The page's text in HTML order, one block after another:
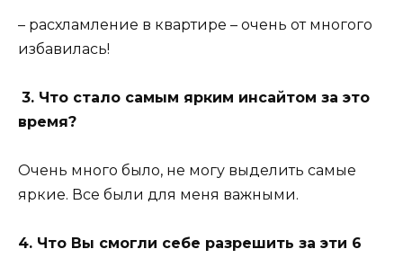
– расхламление в квартире – очень от многого
избавилась!
3. Что стало самым ярким инсайтом за это
время?
Очень много было, не могу выделить самые
яркие. Все были для меня важными.
4. Что Вы смогли себе разрешить за эти 6